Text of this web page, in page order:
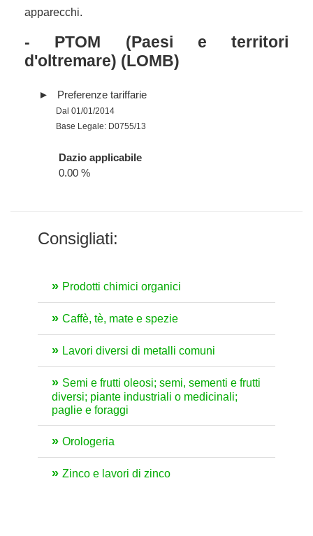
apparecchi.
- PTOM (Paesi e territori
d'oltremare) (LOMB)
Preferenze tariffarie
Dal 01/01/2014
Base Legale: D0755/13
Dazio applicabile
0.00 %
Consigliati:
Prodotti chimici organici
Caffè, tè, mate e spezie
Lavori diversi di metalli comuni
Semi e frutti oleosi; semi, sementi e frutti
diversi; piante industriali o medicinali;
paglie e foraggi
Orologeria
Zinco e lavori di zinco